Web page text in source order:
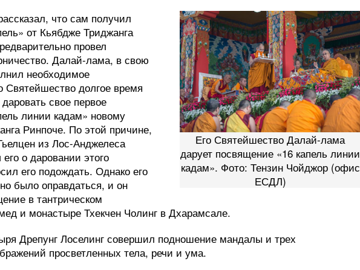
Его Святейшество Далай-лама
дарует посвящение «16 капель линии
кадам». Фото: Тензин Чойджор (офис
ЕСДЛ)
что сам получил
от Кьябдже Триджанга
провел
Далай-лама, в свою
необходимое
Святейшество долгое время
свое первое
линии кадам» новому
Ринпоче. По этой причине,
из Лос-Анджелеса
о даровании этого
его подождать. Однако его
было оправдаться, и он
в тантрическом
и монастыре Тхекчен Чолинг в Дхарамсале.
Дрепунг Лоселинг совершил подношение мандалы и трех
просветленных тела, речи и ума.